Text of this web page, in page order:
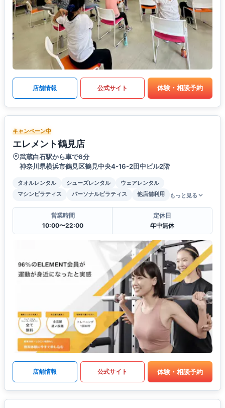
店舗情報 公式サイト 体験・相談予約
キャンペーン中
エレメント鶴見店
武蔵白石駅から車で6分
神奈川県横浜市鶴見区鶴見中央4-16-2田中ビル2階
タオルレンタル シューズレンタル
ウェアレンタル
マシンピラティス
パーソナルピラティス 他店舗利用 もっと見る
営業時間
10:00〜22:00
定休日
年中無休
店舗情報 公式サイト 体験・相談予約